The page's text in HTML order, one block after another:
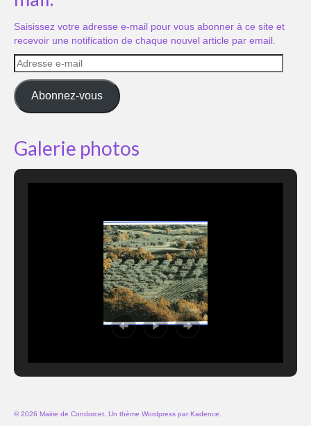
Saisissez votre adresse e-mail pour vous abonner à ce site et
recevoir une notification de chaque nouvel article par email.
Adresse
e-
mail
Abonnez-vous
Galerie photos
© 2026 Mairie de Condorcet. Un thème Wordpress par Kadence.